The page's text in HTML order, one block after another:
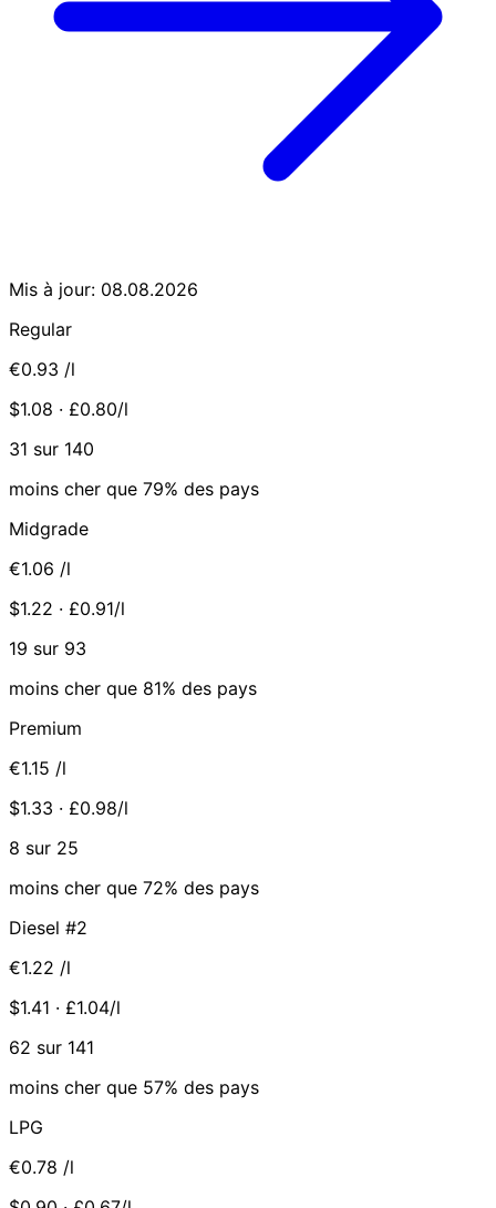
Mis à jour: 08.08.2026
Regular
€0.93 /l
$1.08 · £0.80/l
31 sur 140
moins cher que 79% des pays
Midgrade
€1.06 /l
$1.22 · £0.91/l
19 sur 93
moins cher que 81% des pays
Premium
€1.15 /l
$1.33 · £0.98/l
8 sur 25
moins cher que 72% des pays
Diesel #2
€1.22 /l
$1.41 · £1.04/l
62 sur 141
moins cher que 57% des pays
LPG
€0.78 /l